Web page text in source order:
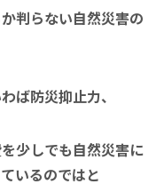
判らない自然災害の
ば防災抑止力、
少しでも自然災害に
いるのではと